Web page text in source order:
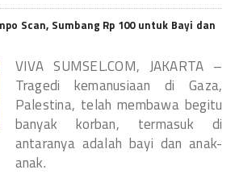
Scan, Sumbang Rp 100 untuk Bayi dan
VIVA SUMSEL.COM, JAKARTA –
Tragedi kemanusiaan di Gaza,
Palestina, telah membawa begitu
banyak korban, termasuk di
antaranya adalah bayi dan anak-
anak.